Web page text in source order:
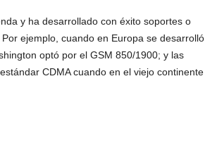
y ha desarrollado con éxito soportes o
ejemplo, cuando en Europa se desarrolló
optó por el GSM 850/1900; y las
CDMA cuando en el viejo continente